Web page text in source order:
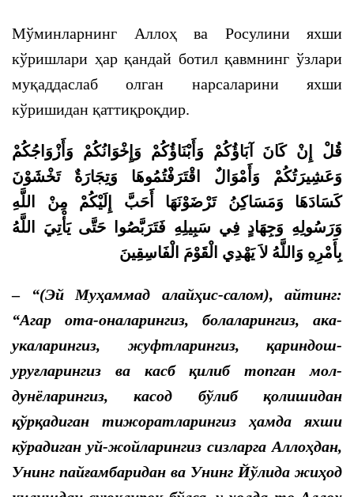
Мўминларнинг Аллоҳ ва Росулини яхши
кўришлари ҳар қандай ботил қавмнинг ўзлари
муқаддаслаб олган нарсаларини яхши
кўришидан қаттиқроқдир.
قُلْ إِنْ كَانَ آبَاؤُكُمْ وَأَبْنَاؤُكُمْ وَإِخْوَانُكُمْ
وَأَزْوَاجُكُمْ
وَعَشِيرَتُكُمْ
وَأَمْوَالٌ اقْتَرَفْتُمُوهَا وَتِجَارَةٌ
تَخْشَوْنَ
كَسَادَهَا
وَمَسَاكِنُ تَرْضَوْنَهَا أَحَبَّ إِلَيْكُمْ مِنْ
اللَّهِ
وَرَسُولِهِ وَجِهَادٍ فِي سَبِيلِهِ فَتَرَبَّصُوا حَتَّى يَأْتِيَ
اللَّهُ
بِأَمْرِهِ وَاللَّهُ لاَ يَهْدِي الْقَوْمَ الْفَاسِقِينَ
– “(Эй Муҳаммад алайҳис-салом), айтинг:
“Агар ота-оналарингиз, болаларингиз, ака-
укаларингиз, жуфтларингиз, қариндош-
уруғларингиз ва касб қилиб топган мол-
дунёларингиз, касод бўлиб қолишидан
қўрқадиган тижоратларингиз ҳамда яхши
кўрадиган уй-жойларингиз сизларга Аллоҳдан,
Унинг пайғамбаридан ва Унинг Йўлида жиҳод